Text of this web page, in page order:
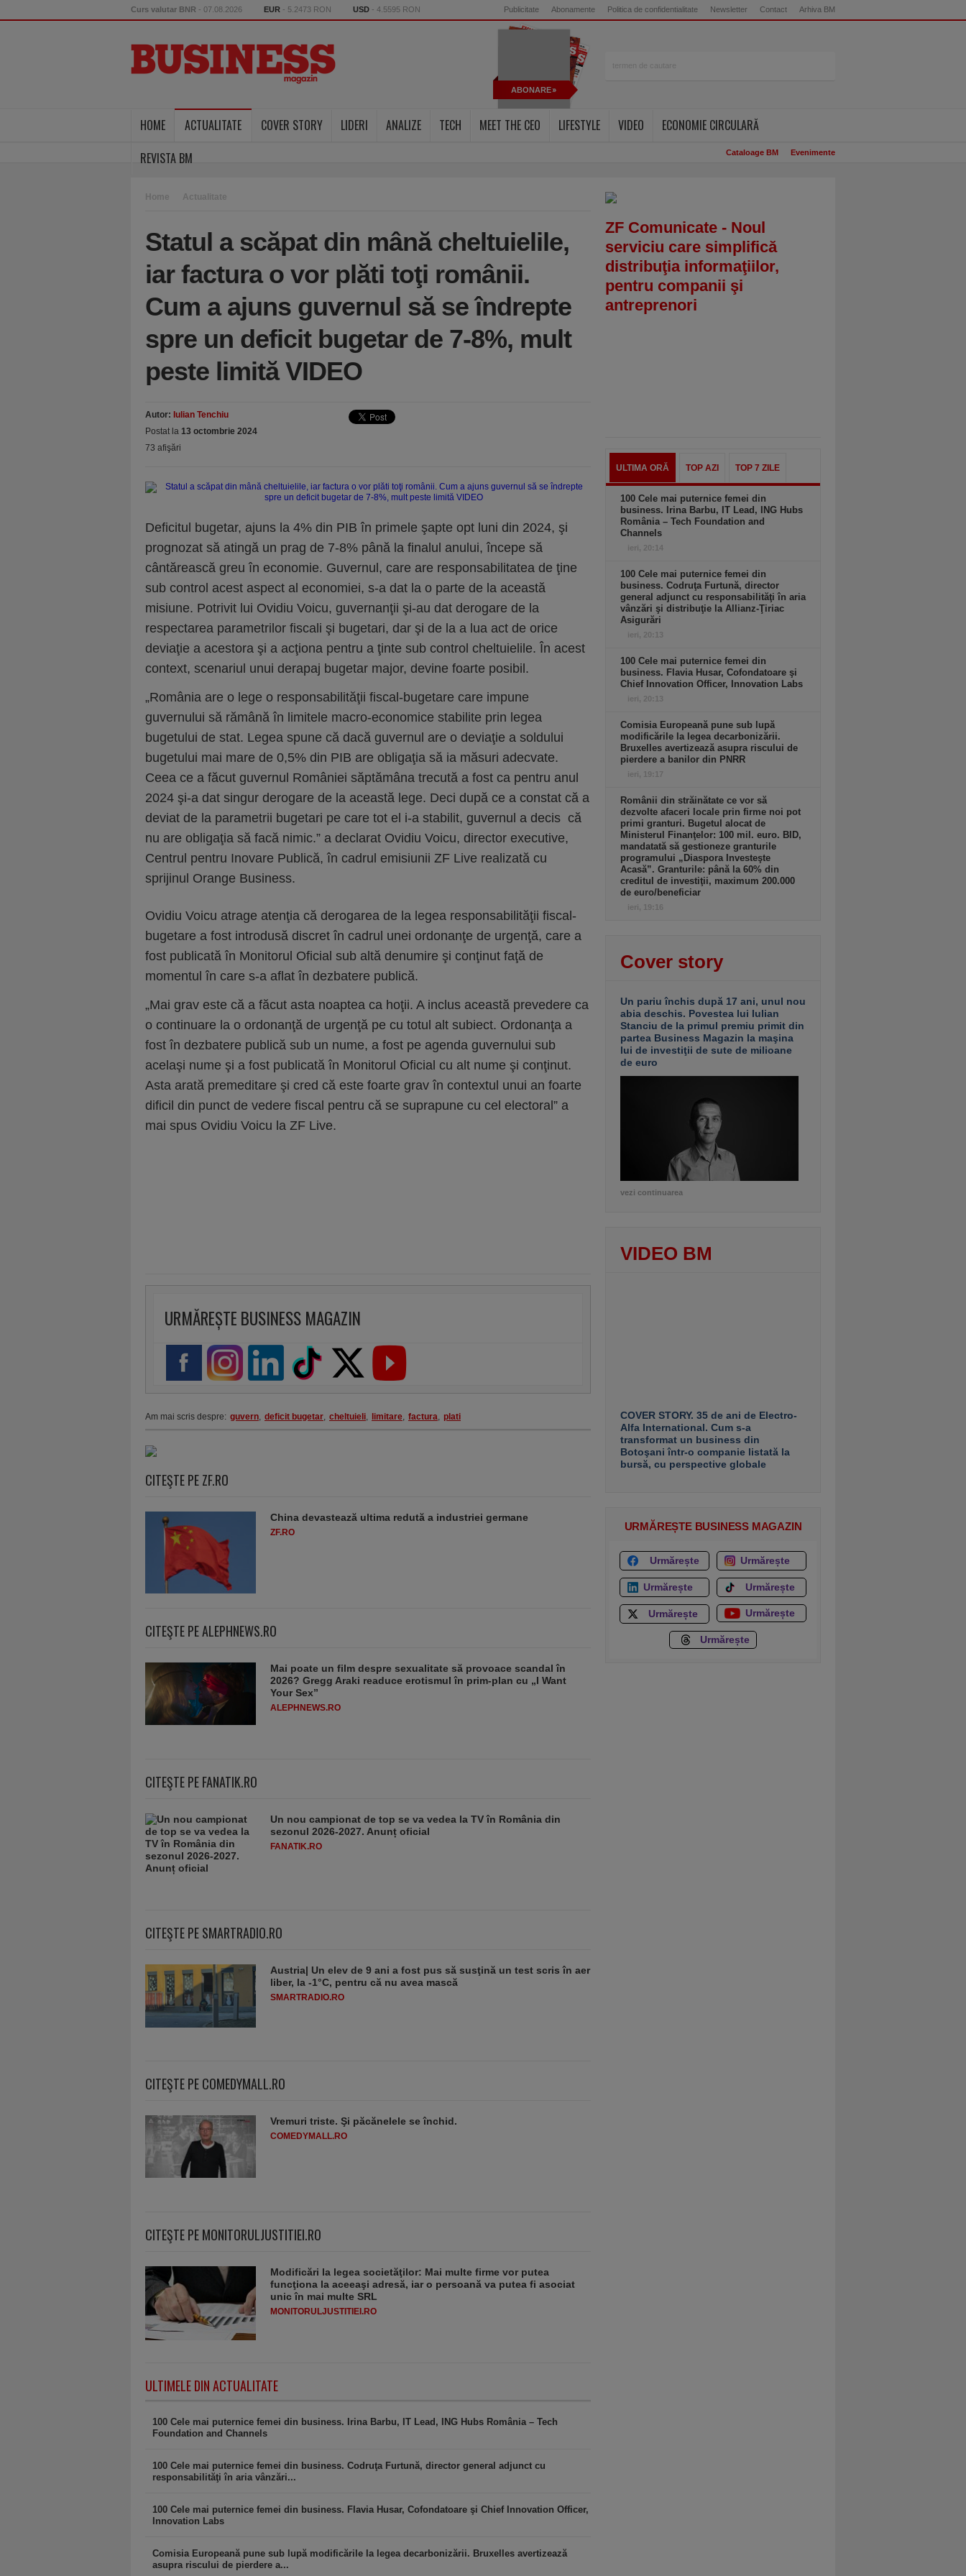
Curs valutar BNR - 07.08.2026 EUR - 5.2473 RON USD - 4.5595 RON Publicitate Abonamente Politica de confidentialitate Newsletter Contact Arhiva BM
ABONARE
HOME ACTUALITATE COVER STORY LIDERI ANALIZE TECH MEET THE CEO LIFESTYLE VIDEO
ECONOMIE CIRCULARĂ
REVISTA BM
Cataloage BM Evenimente
Home Actualitate
Statul a scăpat din mână cheltuielile,
iar factura o vor plăti toţi românii.
Cum a ajuns guvernul să se îndrepte
spre un deficit bugetar de 7-8%, mult
peste limită VIDEO
Autor: Iulian Tenchiu
Postat la 13 octombrie 2024
73 afişări
Deficitul bugetar, ajuns la 4% din PIB în primele şapte opt luni din 2024, şi
prognozat să atingă un prag de 7-8% până la finalul anului, începe să
cântărească greu în economie. Guvernul, care are responsabilitatea de ţine
sub control acest aspect al economiei, s-a dat la o parte de la această
misiune. Potrivit lui Ovidiu Voicu, guvernanţii şi-au dat derogare de la
respectarea parametrilor fiscali şi bugetari, dar şi de la a lua act de orice
deviaţie a acestora şi a acţiona pentru a ţinte sub control cheltuielile. În acest
context, scenariul unui derapaj bugetar major, devine foarte posibil.
„România are o lege o responsabilităţii fiscal-bugetare care impune
guvernului să rămână în limitele macro-economice stabilite prin legea
bugetului de stat. Legea spune că dacă guvernul are o deviaţie a soldului
bugetului mai mare de 0,5% din PIB are obligaţia să ia măsuri adecvate.
Ceea ce a făcut guvernul României săptămâna trecută a fost ca pentru anul
2024 şi-a dat singur derogare de la această lege. Deci după ce a constat că a
deviat de la parametrii bugetari pe care tot el i-a stabilit, guvernul a decis că
nu are obligaţia să facă nimic.” a declarat Ovidiu Voicu, director executive,
Centrul pentru Inovare Publică, în cadrul emisiunii ZF Live realizată cu
sprijinul Orange Business.
Ovidiu Voicu atrage atenţia că derogarea de la legea responsabilităţii fiscal-
bugetare a fost introdusă discret în cadrul unei ordonanţe de urgenţă, care a
fost publicată în Monitorul Oficial sub altă denumire şi conţinut faţă de
momentul în care s-a aflat în dezbatere publică.
„Mai grav este că a făcut asta noaptea ca hoţii. A inclus această prevedere ca
o continuare la o ordonanţă de urgenţă pe cu totul alt subiect. Ordonanţa a
fost în dezbatere publică sub un nume, a fost pe agenda guvernului sub
acelaşi nume şi a fost publicată în Monitorul Oficial cu alt nume şi conţinut.
Asta arată premeditare şi cred că este foarte grav în contextul unui an foarte
dificil din punct de vedere fiscal pentru că se suprapune cu cel electoral” a
mai spus Ovidiu Voicu la ZF Live.
URMĂREȘTE BUSINESS MAGAZIN
Am mai scris despre: guvern, deficit bugetar, cheltuieli, limitare, factura, plati
CITEŞTE PE ZF.RO
China devastează ultima redută a industriei germane
ZF.RO
CITEŞTE PE ALEPHNEWS.RO
Mai poate un film despre sexualitate să provoace scandal în
2026? Gregg Araki readuce erotismul în prim-plan cu „I Want
Your Sex”
ALEPHNEWS.RO
CITEŞTE PE FANATIK.RO
Un nou campionat de top se va vedea la TV în România din
sezonul 2026-2027. Anunț oficial
FANATIK.RO
CITEŞTE PE SMARTRADIO.RO
Austria| Un elev de 9 ani a fost pus să susţină un test scris în aer
liber, la -1°C, pentru că nu avea mască
SMARTRADIO.RO
CITEŞTE PE COMEDYMALL.RO
Vremuri triste. Şi păcănelele se închid.
COMEDYMALL.RO
CITEŞTE PE MONITORULJUSTITIEI.RO
Modificări la legea societăţilor: Mai multe firme vor putea
funcţiona la aceeaşi adresă, iar o persoană va putea fi asociat
unic în mai multe SRL
MONITORULJUSTITIEI.RO
ULTIMELE DIN ACTUALITATE
100 Cele mai puternice femei din business. Irina Barbu, IT Lead, ING Hubs România – Tech
Foundation and Channels
100 Cele mai puternice femei din business. Codruţa Furtună, director general adjunct cu
responsabilităţi în aria vânzări...
100 Cele mai puternice femei din business. Flavia Husar, Cofondatoare şi Chief Innovation Officer,
Innovation Labs
Comisia Europeană pune sub lupă modificările la legea decarbonizării. Bruxelles avertizează
asupra riscului de pierdere a...
ZF Comunicate - Noul
serviciu care simplifică
distribuţia informaţiilor,
pentru companii şi
antreprenori
ULTIMA ORĂ TOP AZI TOP 7 ZILE
100 Cele mai puternice femei din
business. Irina Barbu, IT Lead, ING Hubs
România – Tech Foundation and
Channels
ieri, 20:14
100 Cele mai puternice femei din
business. Codruţa Furtună, director
general adjunct cu responsabilităţi în aria
vânzări şi distribuţie la Allianz-Ţiriac
Asigurări
ieri, 20:13
100 Cele mai puternice femei din
business. Flavia Husar, Cofondatoare şi
Chief Innovation Officer, Innovation Labs
ieri, 20:13
Comisia Europeană pune sub lupă
modificările la legea decarbonizării.
Bruxelles avertizează asupra riscului de
pierdere a banilor din PNRR
ieri, 19:17
Românii din străinătate ce vor să
dezvolte afaceri locale prin firme noi pot
primi granturi. Bugetul alocat de
Ministerul Finanţelor: 100 mil. euro. BID,
mandatată să gestioneze granturile
programului „Diaspora Investeşte
Acasă”. Granturile: până la 60% din
creditul de investiţii, maximum 200.000
de euro/beneficiar
ieri, 19:16
Cover story
Un pariu închis după 17 ani, unul nou
abia deschis. Povestea lui Iulian
Stanciu de la primul premiu primit din
partea Business Magazin la maşina
lui de investiţii de sute de milioane
de euro
vezi continuarea
VIDEO BM
COVER STORY. 35 de ani de Electro-
Alfa International. Cum s-a
transformat un business din
Botoşani într-o companie listată la
bursă, cu perspective globale
URMĂREȘTE BUSINESS MAGAZIN
Urmărește Urmărește
Urmărește Urmărește
Urmărește Urmărește
Urmărește